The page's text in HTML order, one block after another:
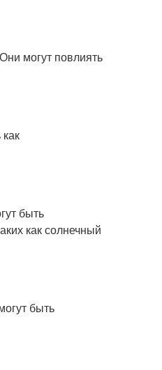
могут повлиять
быть
как солнечный
быть